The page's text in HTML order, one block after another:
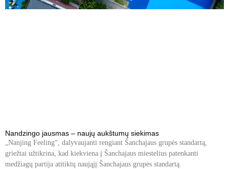
Nandzingo jausmas – naujų aukštumų siekimas
„Nanjing Feeling“, dalyvaujanti rengiant Šanchajaus grupės standartą,
griežtai užtikrina, kad kiekviena į Šanchajaus miestelius patenkanti
medžiagų partija atitiktų naująjį Šanchajaus grupės standartą.